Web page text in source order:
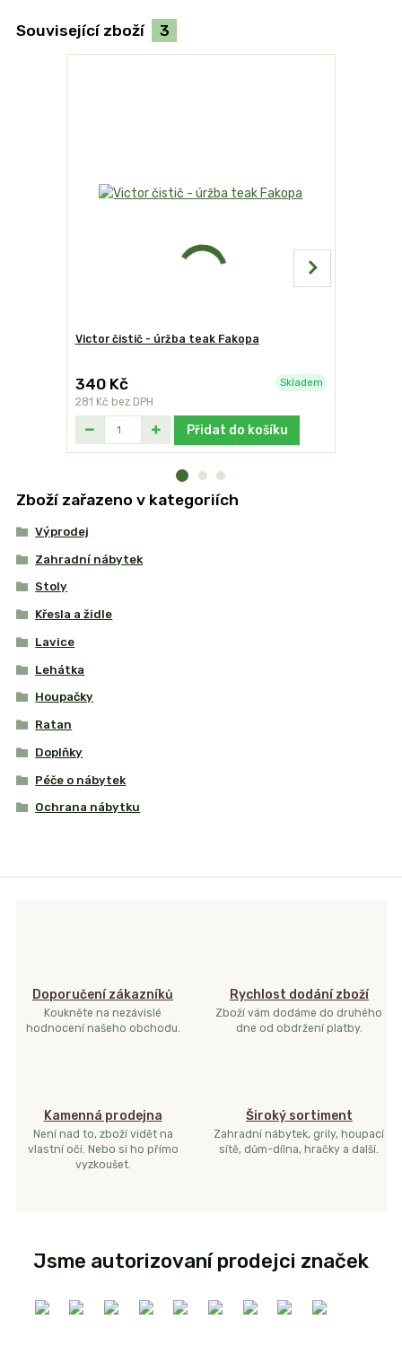
Související zboží 3
Victor čistič - úržba teak Fakopa
340 Kč
281 Kč bez DPH
Skladem
Přidat do košíku
Zboží zařazeno v kategoriích
Výprodej
Zahradní nábytek
Stoly
Křesla a židle
Lavice
Lehátka
Houpačky
Ratan
Doplňky
Péče o nábytek
Ochrana nábytku
Doporučení zákazníků
Koukněte na nezávislé
hodnocení našeho obchodu.
Rychlost dodání zboží
Zboží vám dodáme do druhého
dne od obdržení platby.
Kamenná prodejna
Není nad to, zboží vidět na
vlastní oči. Nebo si ho přímo
vyzkoušet.
Široký sortiment
Zahradní nábytek, grily, houpací
sítě, dům-dílna, hračky a další.
Jsme autorizovaní prodejci značek